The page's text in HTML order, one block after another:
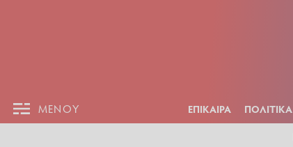
ΜΕΝΟΥ ΕΠΙΚΑΙΡΑ ΠΟΛΙΤΙΚΑ